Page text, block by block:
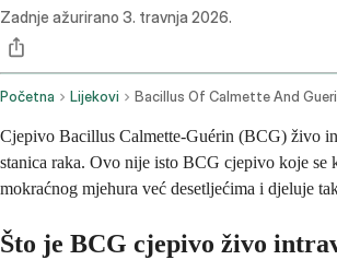
Zadnje ažurirano 3. travnja 2026.
Početna Lijekovi
Cjepivo Bacillus Calmette-Guérin (BCG) živo
stanica raka. Ovo nije isto BCG cjepivo koje se
mokraćnog mjehura već desetljećima i djeluje
Što je BCG cjepivo živo